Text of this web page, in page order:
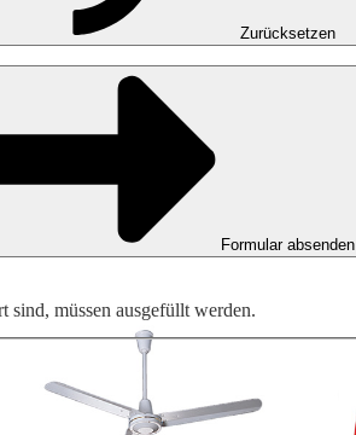
Zurücksetzen
Formular absenden
sind, müssen ausgefüllt werden.